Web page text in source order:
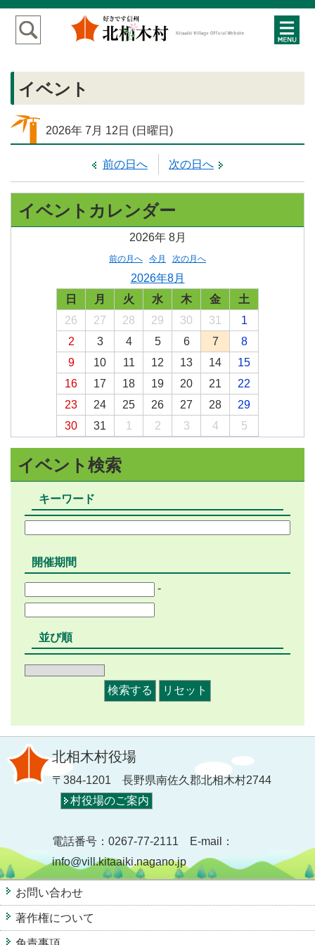
イベント
2026年 7月 12日 (日 曜日 )
前の日へ 次の日へ
イベントカレンダー
2026年 8月
前の月へ 今月 次の月へ
2026年8月
日
月 火 水 木 金
土
26
27 28 29 30 31
1
2
3 4 5 6 7
8
9
10 11 12 13 14
15
16
17 18 19 20 21
22
23
24 25 26 27 28
29
30
31 1 2 3 4 5
イベント検索
キーワード
開催期間
-
並び順
北相木村役場
〒384-1201 長野県南佐久郡北相木村2744
村役場のご案内
電話番号：0267-77-2111 E-mail：
info@vill.kitaaiki.nagano.jp
お問い合わせ
著作権について